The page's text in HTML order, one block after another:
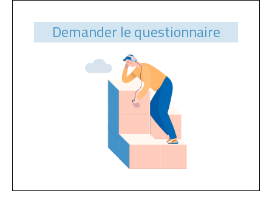
Demander le questionnaire